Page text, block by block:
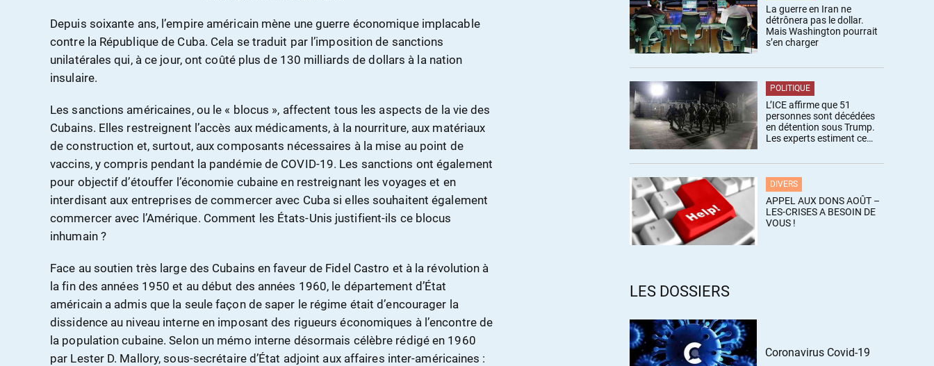
Depuis soixante ans, l’empire américain mène une guerre économique implacable
contre la République de Cuba. Cela se traduit par l’imposition de sanctions
unilatérales qui, à ce jour, ont coûté plus de 130 milliards de dollars à la nation
insulaire.
Les sanctions américaines, ou le « blocus », affectent tous les aspects de la vie des
Cubains. Elles restreignent l’accès aux médicaments, à la nourriture, aux matériaux
de construction et, surtout, aux composants nécessaires à la mise au point de
vaccins, y compris pendant la pandémie de COVID-19. Les sanctions ont également
pour objectif d’étouffer l’économie cubaine en restreignant les voyages et en
interdisant aux entreprises de commercer avec Cuba si elles souhaitent également
commercer avec l’Amérique. Comment les États-Unis justifient-ils ce blocus
inhumain ?
Face au soutien très large des Cubains en faveur de Fidel Castro et à la révolution à
la fin des années 1950 et au début des années 1960, le département d’État
américain a admis que la seule façon de saper le régime était d’encourager la
dissidence au niveau interne en imposant des rigueurs économiques à l’encontre de
la population cubaine. Selon un mémo interne désormais célèbre rédigé en 1960
par Lester D. Mallory, sous-secrétaire d’État adjoint aux affaires inter-américaines :
La guerre en Iran ne
détrônera pas le dollar.
Mais Washington pourrait
s’en charger
POLITIQUE
L’ICE affirme que 51
personnes sont décédées
en détention sous Trump.
Les experts estiment ce
DIVERS
APPEL AUX DONS AOÛT –
LES-CRISES A BESOIN DE
VOUS !
LES DOSSIERS
Coronavirus Covid-19